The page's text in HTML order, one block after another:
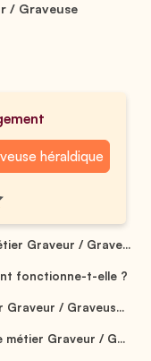
/ Graveuse
héraldique
Graveur / Grave...
fonctionne-t-elle ?
Graveur / Graveus...
métier Graveur / G...